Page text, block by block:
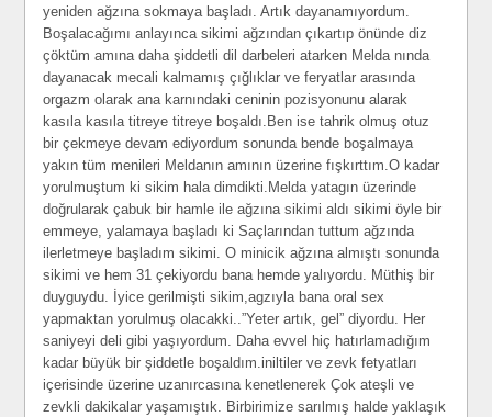
yeniden ağzına sokmaya başladı. Artık dayanamıyordum.
Boşalacağımı anlayınca sikimi ağzından çıkartıp önünde diz
çöktüm amına daha şiddetli dil darbeleri atarken Melda nında
dayanacak mecali kalmamış çığlıklar ve feryatlar arasında
orgazm olarak ana karnındaki ceninin pozisyonunu alarak
kasıla kasıla titreye titreye boşaldı.Ben ise tahrik olmuş otuz
bir çekmeye devam ediyordum sonunda bende boşalmaya
yakın tüm menileri Meldanın amının üzerine fışkırttım.O kadar
yorulmuştum ki sikim hala dimdikti.Melda yatagın üzerinde
doğrularak çabuk bir hamle ile ağzına sikimi aldı sikimi öyle bir
emmeye, yalamaya başladı ki Saçlarından tuttum ağzında
ilerletmeye başladım sikimi. O minicik ağzına almıştı sonunda
sikimi ve hem 31 çekiyordu bana hemde yalıyordu. Müthiş bir
duyguydu. İyice gerilmişti sikim,agzıyla bana oral sex
yapmaktan yorulmuş olacakki..”Yeter artık, gel” diyordu. Her
saniyeyi deli gibi yaşıyordum. Daha evvel hiç hatırlamadığım
kadar büyük bir şiddetle boşaldım.iniltiler ve zevk fetyatları
içerisinde üzerine uzanırcasına kenetlenerek Çok ateşli ve
zevkli dakikalar yaşamıştık. Birbirimize sarılmış halde yaklaşık